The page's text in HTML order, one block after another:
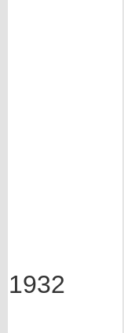
1932